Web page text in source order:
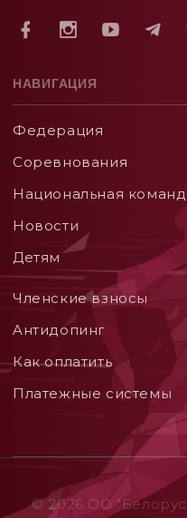
НАВИГАЦИЯ
Федерация
Соревнования
Национальная
Новости
Детям
Членские взносы
Aнтидопинг
Как оплатить
Платежные системы
© 2026 ОO